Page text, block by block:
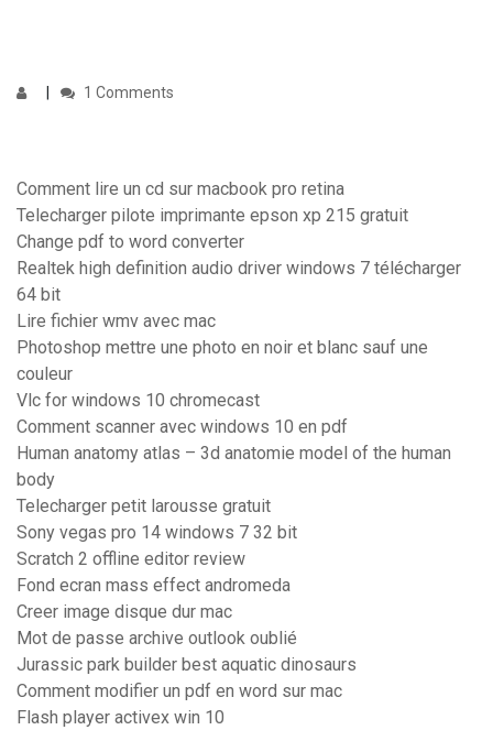
1 Comments
Comment lire un cd sur macbook pro retina
Telecharger pilote imprimante epson xp 215 gratuit
Change pdf to word converter
Realtek high definition audio driver windows 7 télécharger
64 bit
Lire fichier wmv avec mac
Photoshop mettre une photo en noir et blanc sauf une
couleur
Vlc for windows 10 chromecast
Comment scanner avec windows 10 en pdf
Human anatomy atlas – 3d anatomie model of the human
body
Telecharger petit larousse gratuit
Sony vegas pro 14 windows 7 32 bit
Scratch 2 offline editor review
Fond ecran mass effect andromeda
Creer image disque dur mac
Mot de passe archive outlook oublié
Jurassic park builder best aquatic dinosaurs
Comment modifier un pdf en word sur mac
Flash player activex win 10